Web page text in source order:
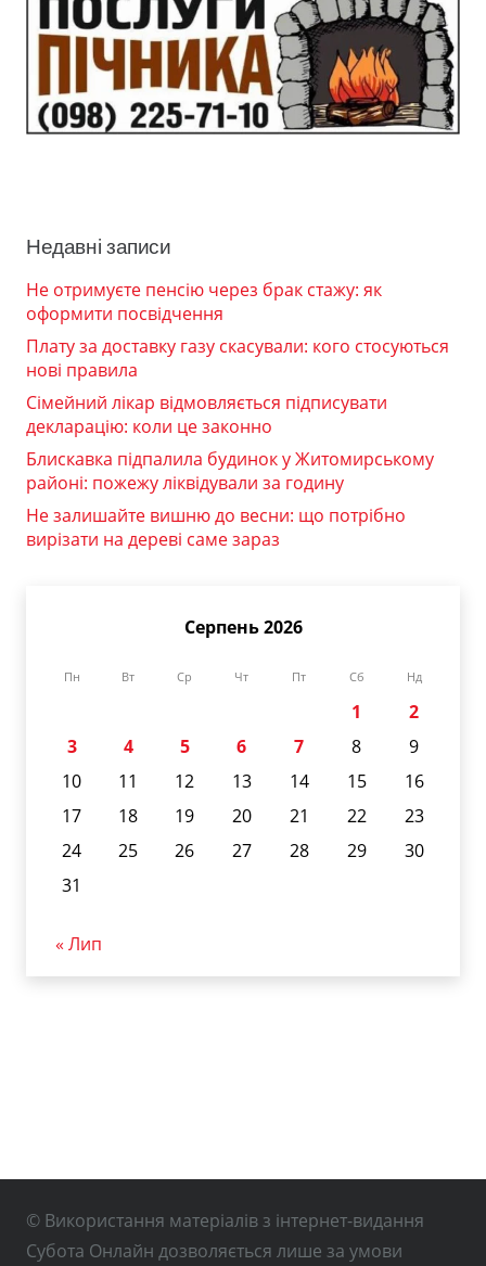
Недавні записи
Не отримуєте пенсію через брак стажу: як
оформити посвідчення
Плату за доставку газу скасували: кого стосуються
нові правила
Сімейний лікар відмовляється підписувати
декларацію: коли це законно
Блискавка підпалила будинок у Житомирському
районі: пожежу ліквідували за годину
Не залишайте вишню до весни: що потрібно
вирізати на дереві саме зараз
Серпень 2026
Пн Вт Ср Чт Пт Сб Нд
1
2
3
4 5 6 7 8
9
10
11 12 13 14 15
16
17
18 19 20 21 22
23
24
25 26 27 28 29
30
31
« Лип
© Використання матеріалів з інтернет-видання
Субота Онлайн дозволяється лише за умови